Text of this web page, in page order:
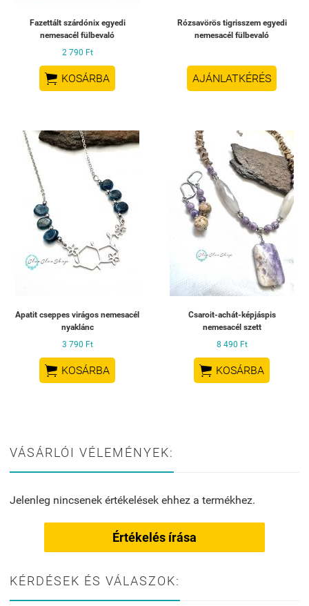
Fazettált szárdónix egyedi
nemesacél fülbevaló
2 790 Ft
 KOSÁRBA
Rózsavörös tigrisszem egyedi
nemesacél fülbevaló
AJÁNLATKÉRÉS
Apatit cseppes virágos nemesacél
nyaklánc
3 790 Ft
 KOSÁRBA
Csaroit-achát-képjáspis
nemesacél szett
8 490 Ft
 KOSÁRBA
VÁSÁRLÓI VÉLEMÉNYEK:
Jelenleg nincsenek értékelések ehhez a termékhez.
Értékelés írása
KÉRDÉSEK ÉS VÁLASZOK: